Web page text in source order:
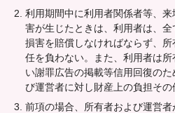
利用期間中に利用者関係者等、
害が生じたときは、利用者は、
損害を賠償しなければならず、
任を負わない。また、利用者は
い謝罪広告の掲載等信用回復の
び運営者に対し財産上の負担その
前項の場合、所有者および運営